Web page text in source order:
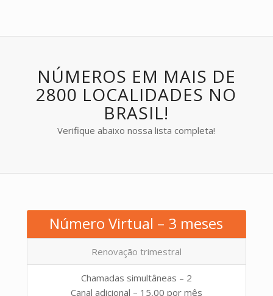
NÚMEROS EM MAIS DE
2800 LOCALIDADES NO
BRASIL!
Verifique abaixo nossa lista completa!
Número Virtual – 3 meses
Renovação trimestral
Chamadas simultâneas – 2
Canal adicional – 15,00 por mês